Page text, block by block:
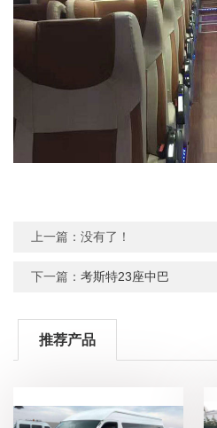
上一篇：没有了！
下一篇：考斯特23座中巴
推荐产品